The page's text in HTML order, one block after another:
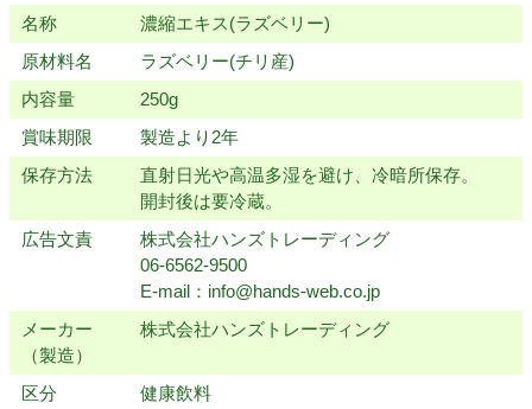
名称
濃縮エキス(ラズベリー)
原材料名
ラズベリー(チリ産)
内容量
250g
賞味期限
製造より2年
保存方法
直射日光や高温多湿を避け、冷暗所保存。
開封後は要冷蔵。
広告文責
株式会社ハンズトレーディング
06-6562-9500
E-mail：info@hands-web.co.jp
メーカー
（製造）
株式会社ハンズトレーディング
区分
健康飲料